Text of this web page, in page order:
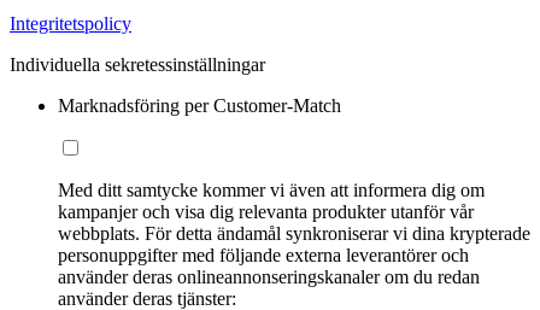
Integritetspolicy
Individuella sekretessinställningar
Marknadsföring per Customer-Match
Med ditt samtycke kommer vi även att informera dig om
kampanjer och visa dig relevanta produkter utanför vår
webbplats. För detta ändamål synkroniserar vi dina krypterade
personuppgifter med följande externa leverantörer och
använder deras onlineannonseringskanaler om du redan
använder deras tjänster: